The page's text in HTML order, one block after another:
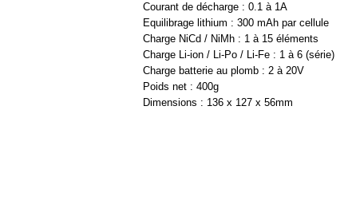
Courant de décharge : 0.1 à 1A
Equilibrage lithium : 300 mAh par cellule
Charge NiCd / NiMh : 1 à 15 éléments
Charge Li-ion / Li-Po / Li-Fe : 1 à 6 (série)
Charge batterie au plomb : 2 à 20V
Poids net : 400g
Dimensions : 136 x 127 x 56mm